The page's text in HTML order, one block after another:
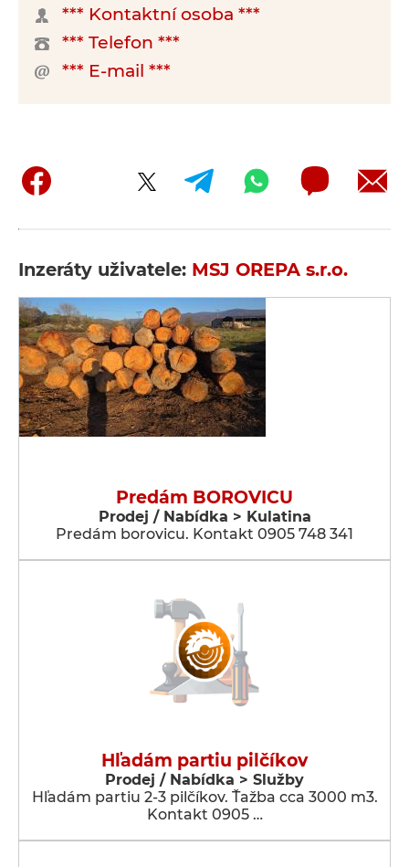
*** Kontaktní osoba ***
*** Telefon ***
*** E-mail ***
Inzeráty uživatele: MSJ OREPA s.r.o.
Predám BOROVICU
Prodej / Nabídka > Kulatina
Predám borovicu. Kontakt 0905 748 341
Hľadám partiu pilčíkov
Prodej / Nabídka > Služby
Hľadám partiu 2-3 pilčíkov. Ťažba cca 3000 m3.
Kontakt 0905 …